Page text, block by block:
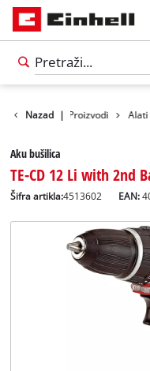
Nazad | Proizvodi Alati
Aku bušilica
TE-CD 12 Li with 2nd
Šifra artikla:4513602 EAN: